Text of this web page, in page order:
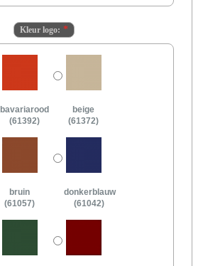
Kleur logo:
bavariarood
(61392)
beige
(61372)
bruin
(61057)
donkerblauw
(61042)